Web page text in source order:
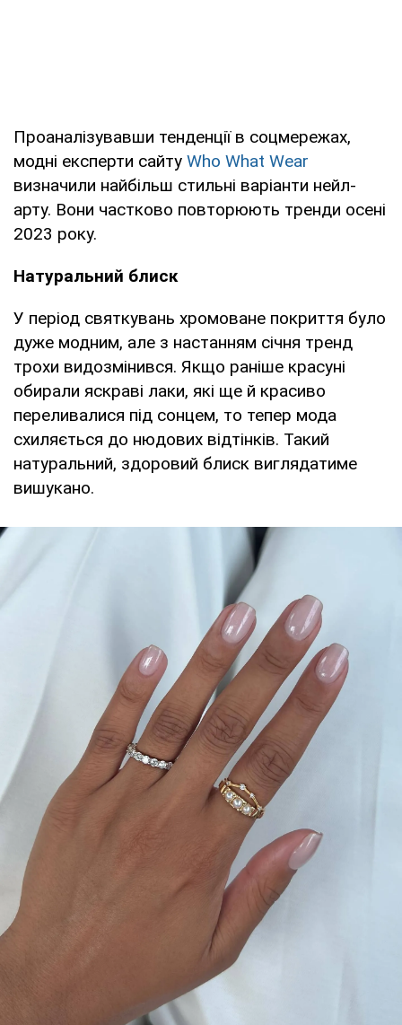
Проаналізувавши тенденції в соцмережах,
модні експерти сайту Who What Wear
визначили найбільш стильні варіанти нейл-
арту. Вони частково повторюють тренди осені
2023 року.
Натуральний блиск
У період святкувань хромоване покриття було
дуже модним, але з настанням січня тренд
трохи видозмінився. Якщо раніше красуні
обирали яскраві лаки, які ще й красиво
переливалися під сонцем, то тепер мода
схиляється до нюдових відтінків. Такий
натуральний, здоровий блиск виглядатиме
вишукано.